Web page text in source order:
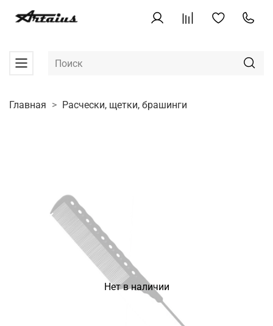
Главная Расчески, щетки, брашинги
Нет в наличии